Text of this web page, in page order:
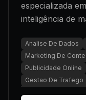
especializada
inteligência de
Analise De Dados
Marketing De
Publicidade Online
Gestao De Trafego